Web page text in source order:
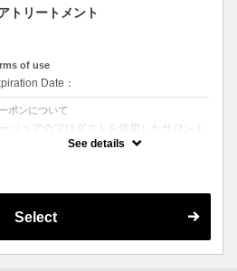
トリートメント
of use
Date：
ポンについて
ージュアのプロダクトを使用したサロント
用する商材によって金額・施術時間が異な
ます。
ラーやヘッドスパは施術できません。
See details
Select